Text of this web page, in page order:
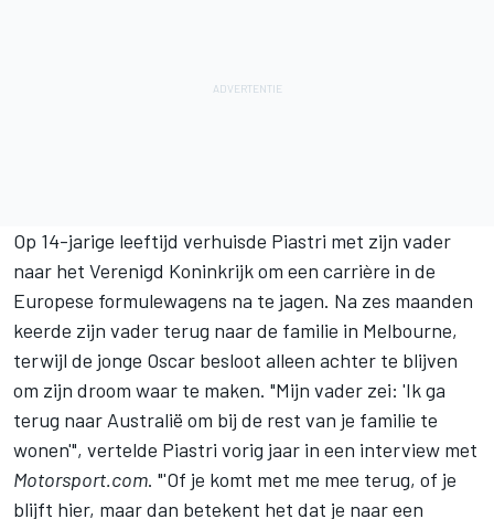
Op 14-jarige leeftijd verhuisde Piastri met zijn vader
naar het Verenigd Koninkrijk om een carrière in de
Europese formulewagens na te jagen. Na zes maanden
keerde zijn vader terug naar de familie in Melbourne,
terwijl de jonge Oscar besloot alleen achter te blijven
om zijn droom waar te maken. "Mijn vader zei: 'Ik ga
terug naar Australië om bij de rest van je familie te
wonen'", vertelde Piastri vorig jaar in een interview met
Motorsport.com. "'Of je komt met me mee terug, of je
blijft hier, maar dan betekent het dat je naar een